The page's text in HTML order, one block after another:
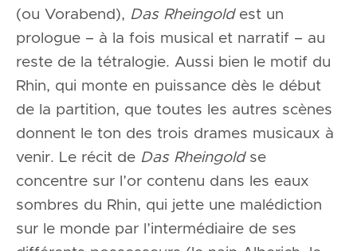
(ou Vorabend), Das Rheingoldest un
prologue – à la fois musical et narratif – au
reste de la tétralogie. Aussi bien le motif du
Rhin, qui monte en puissance dès le début
de la partition, que toutes les autres scènes
donnent le ton des trois drames musicaux à
venir. Le récit de Das Rheingoldse
concentre sur l’or contenu dans les eaux
sombres du Rhin, qui jette une malédiction
sur le monde par l’intermédiaire de ses